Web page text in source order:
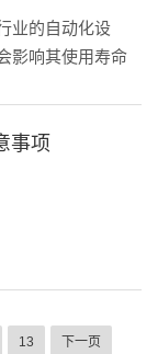
业的自动化设
影响其使用寿命
事项
13 下一页